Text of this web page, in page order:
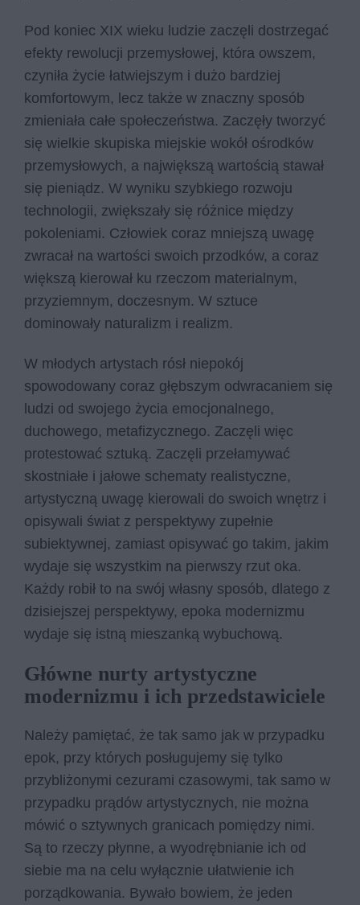
Pod koniec XIX wieku ludzie zaczęli dostrzegać
efekty rewolucji przemysłowej, która owszem,
czyniła życie łatwiejszym i dużo bardziej
komfortowym, lecz także w znaczny sposób
zmieniała całe społeczeństwa. Zaczęły tworzyć
się wielkie skupiska miejskie wokół ośrodków
przemysłowych, a największą wartością stawał
się pieniądz. W wyniku szybkiego rozwoju
technologii, zwiększały się różnice między
pokoleniami. Człowiek coraz mniejszą uwagę
zwracał na wartości swoich przodków, a coraz
większą kierował ku rzeczom materialnym,
przyziemnym, doczesnym. W sztuce
dominowały naturalizm i realizm.
W młodych artystach rósł niepokój
spowodowany coraz głębszym odwracaniem się
ludzi od swojego życia emocjonalnego,
duchowego, metafizycznego. Zaczęli więc
protestować sztuką. Zaczęli przełamywać
skostniałe i jałowe schematy realistyczne,
artystyczną uwagę kierowali do swoich wnętrz i
opisywali świat z perspektywy zupełnie
subiektywnej, zamiast opisywać go takim, jakim
wydaje się wszystkim na pierwszy rzut oka.
Każdy robił to na swój własny sposób, dlatego z
dzisiejszej perspektywy, epoka modernizmu
wydaje się istną mieszanką wybuchową.
Główne nurty artystyczne
modernizmu i ich przedstawiciele
Należy pamiętać, że tak samo jak w przypadku
epok, przy których posługujemy się tylko
przybliżonymi cezurami czasowymi, tak samo w
przypadku prądów artystycznych, nie można
mówić o sztywnych granicach pomiędzy nimi.
Są to rzeczy płynne, a wyodrębnianie ich od
siebie ma na celu wyłącznie ułatwienie ich
porządkowania. Bywało bowiem, że jeden